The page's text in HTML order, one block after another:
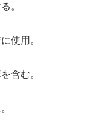
。
使用。
含む。